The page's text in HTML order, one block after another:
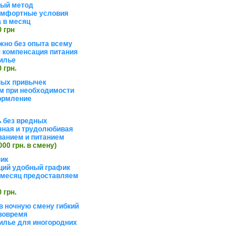
метод
условия
в месяц
грн
без опыта всему
питания
грн.
привычек
при необходимости
без вредных
и трудолюбивая
и питанием
грн. в смену)
удобный график
предоставляем
грн.
ночную смену гибкий
для иногородних